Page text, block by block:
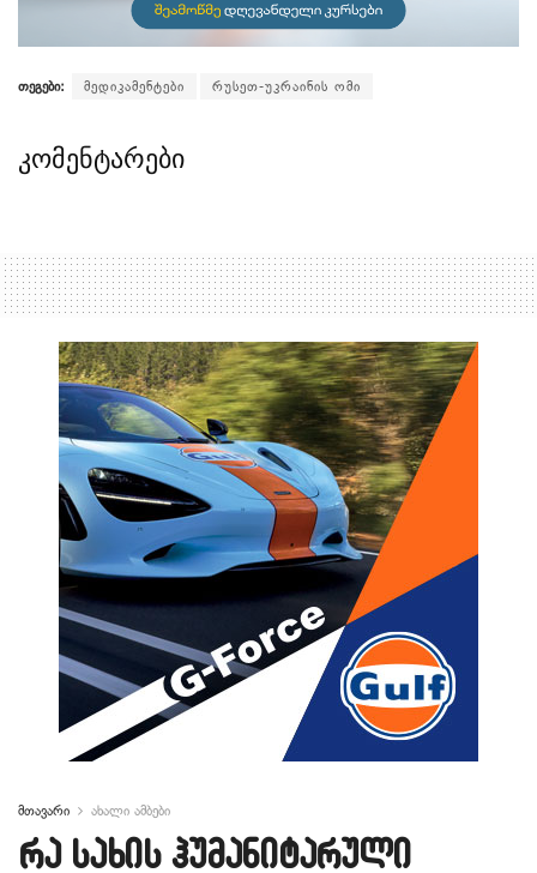
თეგები: მედიკამენტები რუსეთ-უკრაინის ომი
კომენტარები
მთავარი ახალი ამბები
რა სახის ჰუმანიტარული